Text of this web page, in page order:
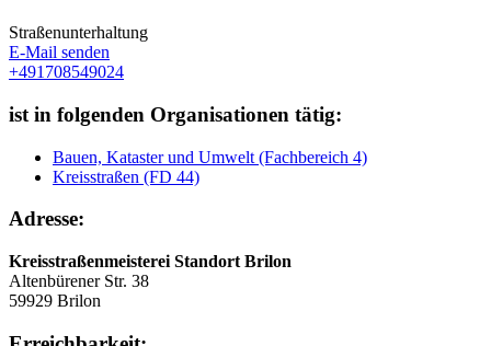
Straßenunterhaltung
E-Mail senden
+491708549024
ist in folgenden Organisationen tätig:
Bauen, Kataster und Umwelt (Fachbereich 4)
Kreisstraßen (FD 44)
Adresse:
Kreisstraßenmeisterei Standort Brilon
Altenbürener Str. 38
59929 Brilon